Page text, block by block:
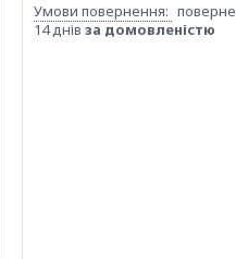
14 днів за домовленістю